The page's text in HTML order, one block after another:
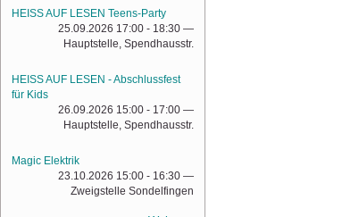
HEISS AUF LESEN Teens-Party
25.09.2026 17:00 - 18:30 —
Hauptstelle, Spendhausstr.
HEISS AUF LESEN - Abschlussfest
für Kids
26.09.2026 15:00 - 17:00 —
Hauptstelle, Spendhausstr.
Magic Elektrik
23.10.2026 15:00 - 16:30 —
Zweigstelle Sondelfingen